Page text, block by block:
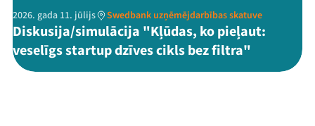
2026. gada 11. jūlijs Swedbank uzņēmējdarbības skatuve
Diskusija/simulācija "Kļūdas, ko pieļaut:
veselīgs startup dzīves cikls bez filtra"